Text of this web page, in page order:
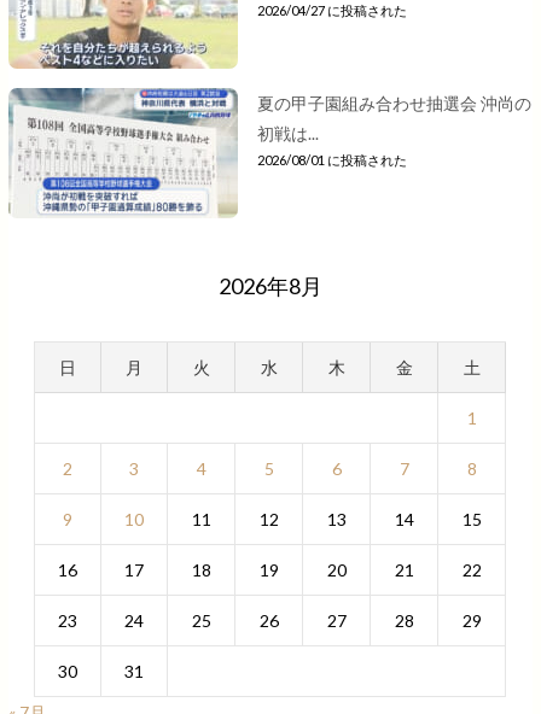
2026/04/27 に投稿された
夏の甲子園組み合わせ抽選会 沖尚の
初戦は...
2026/08/01 に投稿された
2026年8月
日 月 火 水 木 金 土
1
2 3 4 5 6 7 8
9 10 11 12 13 14 15
16 17 18 19 20 21 22
23 24 25 26 27 28 29
30
31